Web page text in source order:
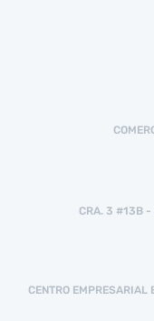
CRA. 3 #13B -
CENTRO EMPRESARIAL